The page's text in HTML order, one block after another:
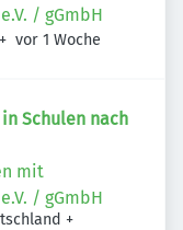
/ gGmbH
+ Veröffentlicht
vor 1 Woche
Schulen nach
mit
/ gGmbH
+